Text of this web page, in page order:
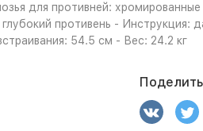
для противней:
противень - Инструкция:
54.5 см - Вес: 24.2 кг